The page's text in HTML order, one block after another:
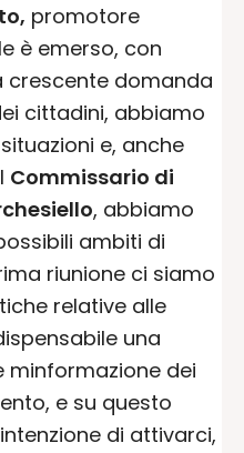
promotore
è emerso, con
crescente domanda
cittadini, abbiamo
e, anche
Commissario di
, abbiamo
ambiti di
riunione ci siamo
relative alle
una
minformazione dei
e su questo
di attivarci,